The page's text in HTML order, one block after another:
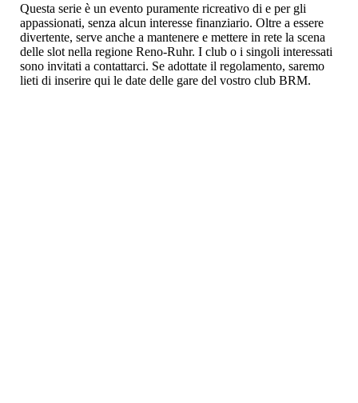
Questa serie è un evento puramente ricreativo di e per gli
appassionati, senza alcun interesse finanziario. Oltre a essere
divertente, serve anche a mantenere e mettere in rete la scena
delle slot nella regione Reno-Ruhr. I club o i singoli interessati
sono invitati a contattarci. Se adottate il regolamento, saremo
lieti di inserire qui le date delle gare del vostro club BRM.